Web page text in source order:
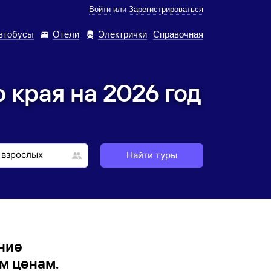
Войти или Зарегистрироваться
Отели Электрички Справочная
на 2026 год
Найти туры
ценам.